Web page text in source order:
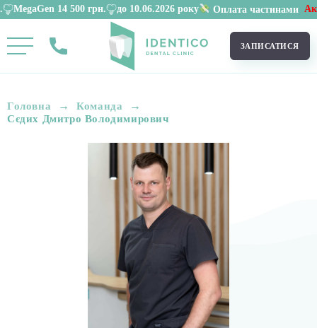
грн. до 10.06.2026 року Оплата частинами Акція на
ЗАПИСАТИСЯ
Головна → Команда →
Сєдих Дмитро Володимирович